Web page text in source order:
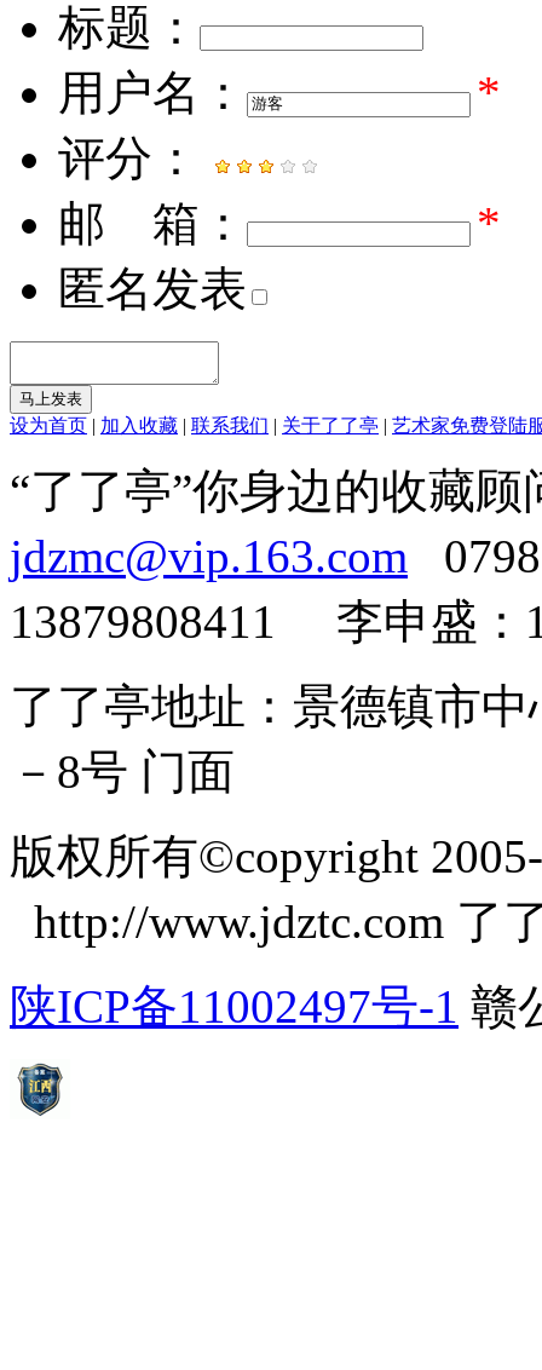
标题：
用户名：
*
评分：
邮 箱：
*
匿名发表
设为首页 | 加入收藏 | 联系我们 | 关于了了亭 | 艺术家免费登陆
“了了亭”你身边的收藏
jdzmc@vip.163.com
13879808411 李申盛：
了了亭地址：景德镇市
－8号 门面
版权所有©copyright
http://www.jdztc.com 了
陕ICP备11002497号-1 赣